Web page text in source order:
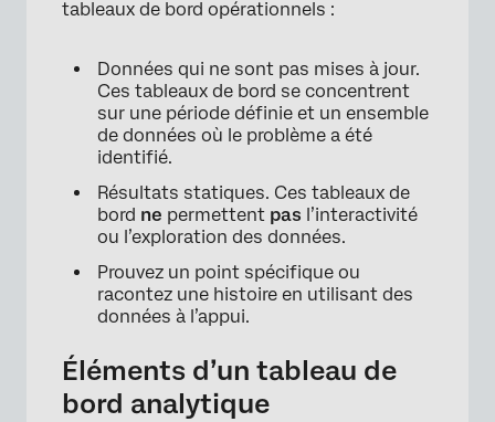
tableaux de bord opérationnels :
Données qui ne sont pas mises à jour.
Ces tableaux de bord se concentrent
sur une période définie et un ensemble
de données où le problème a été
identifié.
Résultats statiques. Ces tableaux de
bord ne permettent pas l’interactivité
ou l’exploration des données.
Prouvez un point spécifique ou
racontez une histoire en utilisant des
données à l’appui.
Éléments d’un tableau de
bord analytique